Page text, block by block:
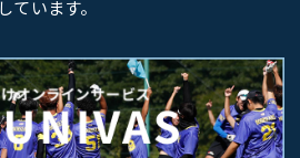
います。